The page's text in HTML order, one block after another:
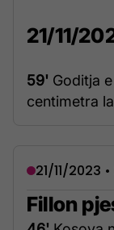
21/11/
59' Goditja
centimetra
21/11/2023
Fillon